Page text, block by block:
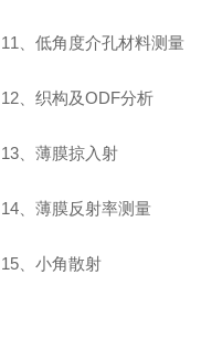
11、低角度介孔材料测量
12、织构及ODF分析
13、薄膜掠入射
14、薄膜反射率测量
15、小角散射